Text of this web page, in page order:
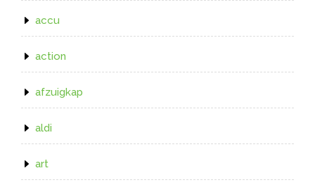
accu
action
afzuigkap
aldi
art